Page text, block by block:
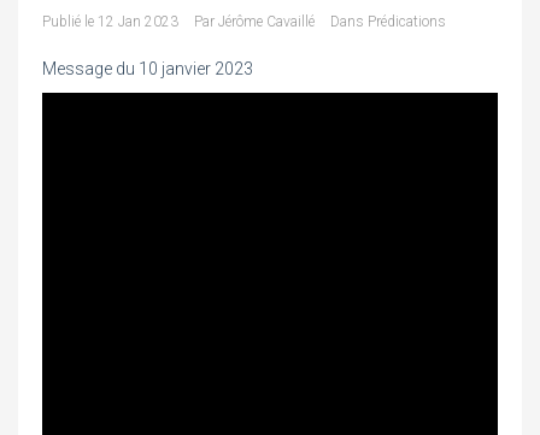
Publié le 12 Jan 2023 Par Jérôme Cavaillé Dans Prédications
Message du 10 janvier 2023